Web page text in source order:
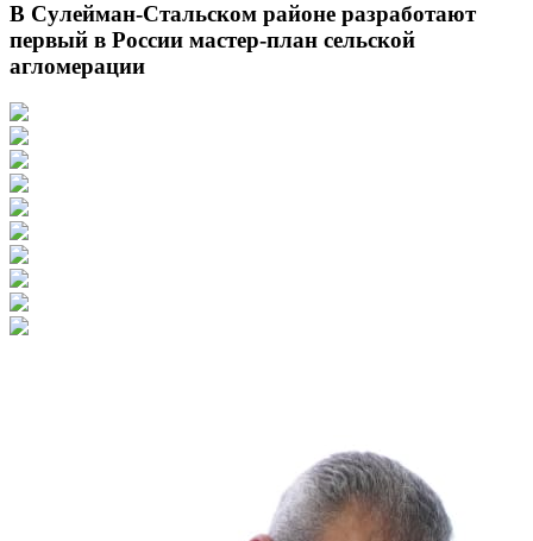
В Сулейман-Стальском районе разработают
первый в России мастер-план сельской
агломерации